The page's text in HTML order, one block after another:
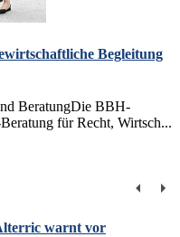
Begleitung
BeratungDie BBH-
für Recht, Wirtsch...
warnt vor